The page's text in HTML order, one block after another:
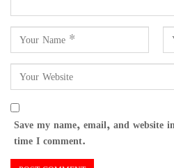
Save my name, email, and website
time I comment.